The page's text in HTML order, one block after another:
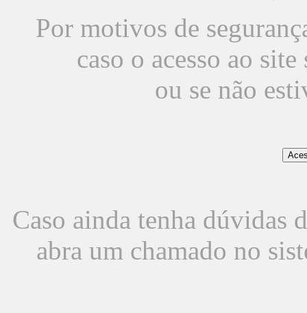
Por motivos de
caso o acesso ao
ou se não
Caso ainda tenha dúvidas
abra um chamado no